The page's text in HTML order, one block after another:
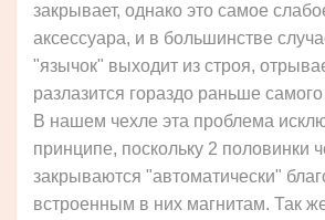
закрывает, однако это самое
аксессуара, и в большинстве
"язычок" выходит из строя,
разлазится гораздо раньше
В нашем чехле эта проблема
принципе, поскольку 2 половинки
закрываются "автоматически"
встроенным в них магнитам. Так